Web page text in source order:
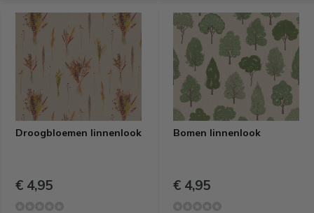
Droogbloemen linnenlook
€ 4,95
Bomen linnenlook
€ 4,95